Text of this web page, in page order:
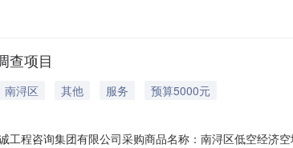
查项目
南浔区 其他 服务
预算5000元
工程咨询集团有限公司采购商品名称：南浔区低空经济